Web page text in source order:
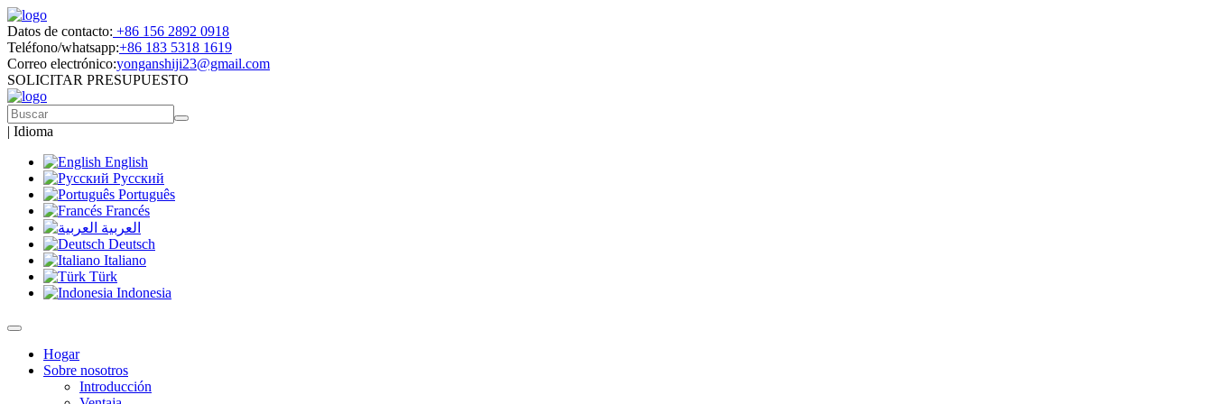
Datos de contacto: +86 156 2892 0918
Teléfono/whatsapp:+86 183 5318 1619
Correo electrónico:yonganshiji23@gmail.com
SOLICITAR PRESUPUESTO
| Idioma
English
Русский
Português
Francés
العربية
Deutsch
Italiano
Türk
Indonesia
Hogar
Sobre nosotros
Introducción